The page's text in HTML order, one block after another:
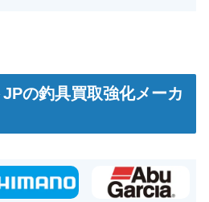
の釣具買取強化メーカ